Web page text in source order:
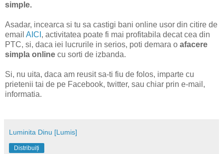
simple.
Asadar, incearca si tu sa castigi bani online usor din citire de
email AICI , activitatea poate fi mai profitabila decat cea din
PTC, si, daca iei lucrurile in serios, poti demara o afacere
simpla online cu sorti de izbanda.
Si, nu uita, daca am reusit sa-ti fiu de folos, imparte cu
prietenii tai de pe Facebook, twitter, sau chiar prin e-mail,
informatia.
Luminita Dinu [Lumis]
Distribuiți